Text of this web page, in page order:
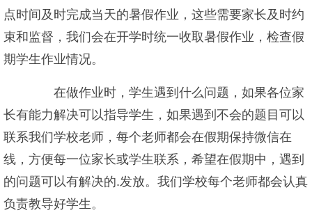
点时间及时完成当天的暑假作业，这些需要家长及时约
束和监督，我们会在开学时统一收取暑假作业，检查假
期学生作业情况。
在做作业时，学生遇到什么问题，如果各位家
长有能力解决可以指导学生，如果遇到不会的题目可以
联系我们学校老师，每个老师都会在假期保持微信在
线，方便每一位家长或学生联系，希望在假期中，遇到
的问题可以有解决的.发放。我们学校每个老师都会认真
负责教导好学生。